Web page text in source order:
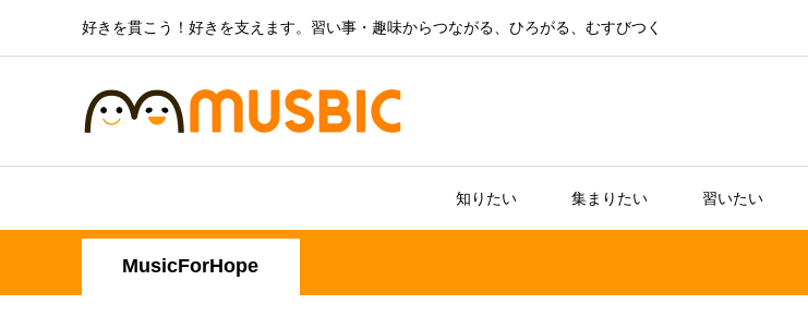
好きを貫こう！好きを支えます。習い事・趣味からつながる、ひろがる、むすびつく
知りたい 集まりたい 習いたい
MusicForHope